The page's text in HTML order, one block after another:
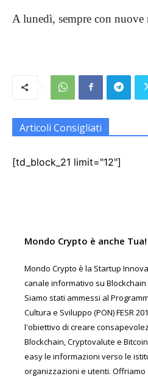
A lunedì, sempre con
Articoli Consigliati
[td_block_21 limit="12"]
Mondo Crypto è anche Tua!
Mondo Crypto è la Startup
canale informativo su
Siamo stati ammessi al
Cultura e Sviluppo (PON) FESR
l'obiettivo di creare
Blockchain, Cryptovalute e
easy le informazioni verso le
organizzazioni e utenti.